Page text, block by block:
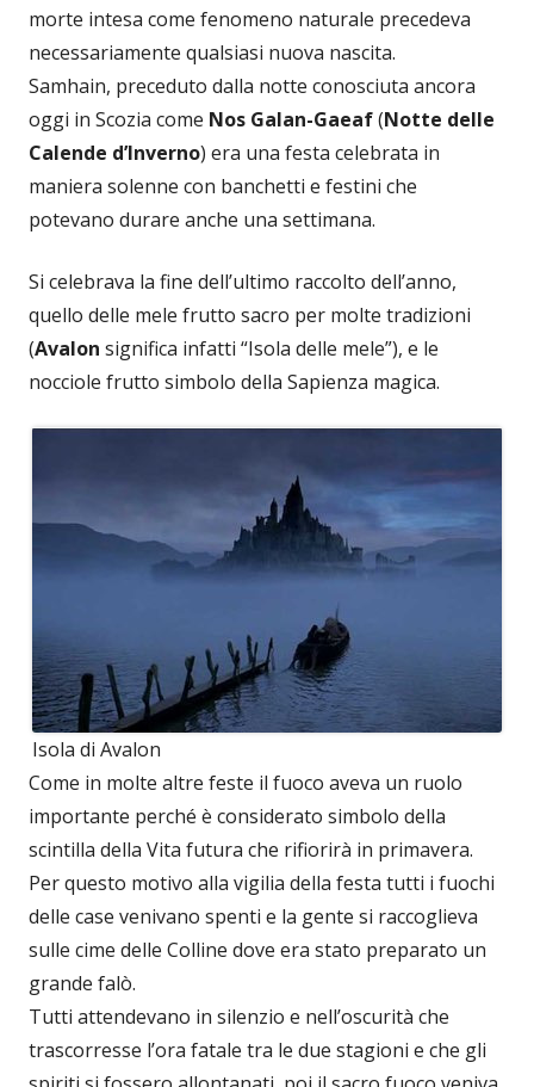
morte intesa come fenomeno naturale precedeva
necessariamente qualsiasi nuova nascita.
Samhain, preceduto dalla notte conosciuta ancora
oggi in Scozia come Nos Galan-Gaeaf(Notte delle
Calende d’Inverno) era una festa celebrata in
maniera solenne con banchetti e festini che
potevano durare anche una settimana.
Si celebrava la fine dell’ultimo raccolto dell’anno,
quello delle mele frutto sacro per molte tradizioni
(Avalon significa infatti “Isola delle mele”), e le
nocciole frutto simbolo della Sapienza magica.
Isola di Avalon
Come in molte altre feste il fuoco aveva un ruolo
importante perché è considerato simbolo della
scintilla della Vita futura che rifiorirà in primavera.
Per questo motivo alla vigilia della festa tutti i fuochi
delle case venivano spenti e la gente si raccoglieva
sulle cime delle Colline dove era stato preparato un
grande falò.
Tutti attendevano in silenzio e nell’oscurità che
trascorresse l’ora fatale tra le due stagioni e che gli